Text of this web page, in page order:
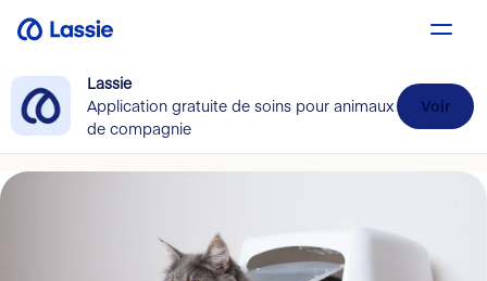
Lassie
Application gratuite de soins pour animaux
de compagnie
Voir